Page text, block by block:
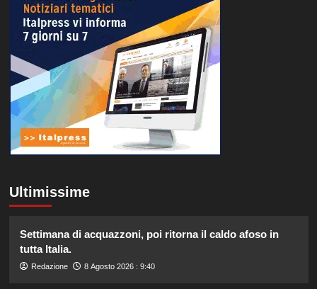
Ultimissime
Settimana di acquazzoni, poi ritorna il caldo afoso in
tutta Italia.
Redazione 8 Agosto 2026 : 9:40